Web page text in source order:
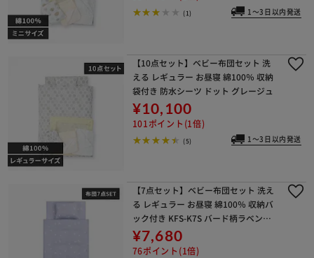
(1) 1～3日以内発送
【10点セット】ベビー布団セット 洗
える レギュラー お昼寝 綿100％ 収納
袋付き 防水シーツ ドット グレージュ
¥10,100
101ポイント(1倍)
(5) 1～3日以内発送
【7点セット】ベビー布団セット 洗え
る レギュラー お昼寝 綿100％ 収納バ
ック付き KFS-K7S バード柄ラベンダ
ー
¥7,680
76ポイント(1倍)